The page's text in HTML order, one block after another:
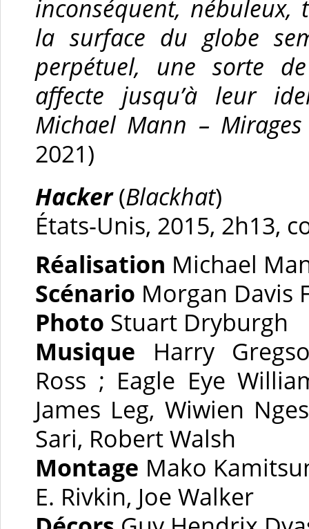
inconséquent,
la surface du globe
perpétuel, une sorte
affecte jusqu’à leur
Michael Mann –
2021)
Hacker(Blackhat)
États-Unis, 2015, 2h13,
Réalisation Michael
Scénario Morgan Davis
Photo Stuart Dryburgh
Musique Harry
Ross ; Eagle Eye
James Leg, Wiwien
Sari, Robert Walsh
Montage Mako
E. Rivkin, Joe Walker